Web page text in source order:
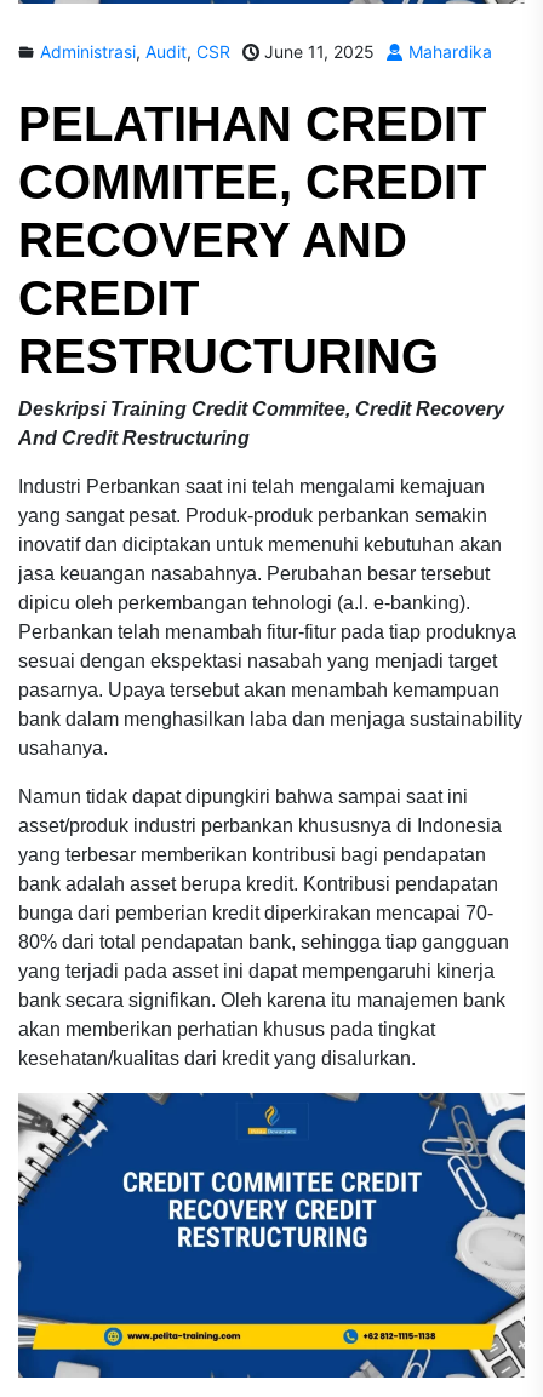
Administrasi, Audit, CSR June 11, 2025 Mahardika
PELATIHAN CREDIT
COMMITEE, CREDIT
RECOVERY AND
CREDIT
RESTRUCTURING
Deskripsi Training Credit Commitee, Credit Recovery
And Credit Restructuring
Industri Perbankan saat ini telah mengalami kemajuan
yang sangat pesat. Produk-produk perbankan semakin
inovatif dan diciptakan untuk memenuhi kebutuhan akan
jasa keuangan nasabahnya. Perubahan besar tersebut
dipicu oleh perkembangan tehnologi (a.l. e-banking).
Perbankan telah menambah fitur-fitur pada tiap produknya
sesuai dengan ekspektasi nasabah yang menjadi target
pasarnya. Upaya tersebut akan menambah kemampuan
bank dalam menghasilkan laba dan menjaga sustainability
usahanya.
Namun tidak dapat dipungkiri bahwa sampai saat ini
asset/produk industri perbankan khususnya di Indonesia
yang terbesar memberikan kontribusi bagi pendapatan
bank adalah asset berupa kredit. Kontribusi pendapatan
bunga dari pemberian kredit diperkirakan mencapai 70-
80% dari total pendapatan bank, sehingga tiap gangguan
yang terjadi pada asset ini dapat mempengaruhi kinerja
bank secara signifikan. Oleh karena itu manajemen bank
akan memberikan perhatian khusus pada tingkat
kesehatan/kualitas dari kredit yang disalurkan.